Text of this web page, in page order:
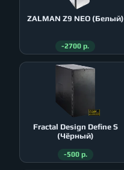
ZALMAN Z9 NEO (Белый)
-2700 р.
Fractal Design Define S
(Чёрный)
-500 р.